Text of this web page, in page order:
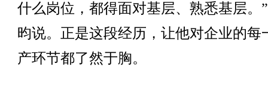
什么岗位，都得面对基层、熟悉基层。
昀说。正是这段经历，让他对企业的每
产环节都了然于胸。